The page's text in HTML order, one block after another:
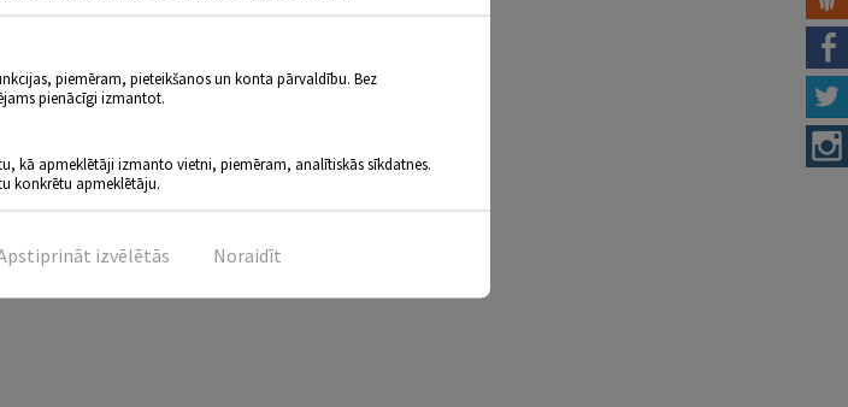
piemēram, pieteikšanos un konta pārvaldību. Bez
pienācīgi izmantot.
kā apmeklētāji izmanto vietni, piemēram, analītiskās sīkdatnes.
konkrētu apmeklētāju.
Noraidīt
izvēlētās